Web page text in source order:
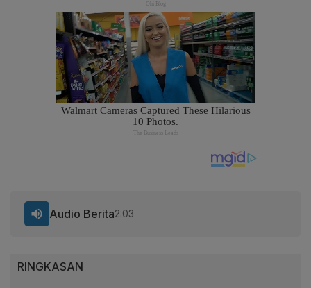
RINGKASAN
Audio Berita2:03